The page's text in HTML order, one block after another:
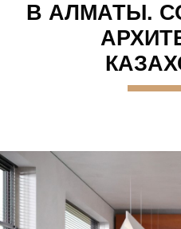
В АЛМАТЫ.
Напишите нам